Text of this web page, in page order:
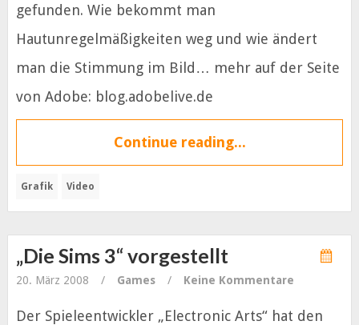
gefunden. Wie bekommt man
Hautunregelmäßigkeiten weg und wie ändert
man die Stimmung im Bild… mehr auf der Seite
von Adobe: blog.adobelive.de
Continue reading...
Grafik Video
„Die Sims 3“ vorgestellt
20. März 2008 / Games / Keine Kommentare
Der Spieleentwickler „Electronic Arts“ hat den